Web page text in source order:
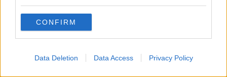
CONFIRM
Data Deletion Data Access Privacy Policy
​Date loro l’Oscar al posto del Nobel per la Pace
L'umanizzazione dell'economia e della politica
​Dopo il diluvio dei NO: un patto intergenerazionale
La religione è la cocaina dei potenti
Donald e Bibi confinati nell’isola di St James?